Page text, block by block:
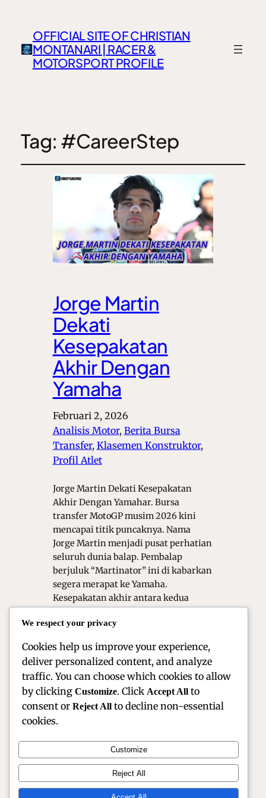
OFFICIAL SITE OF CHRISTIAN
MONTANARI | RACER &
MOTORSPORT PROFILE
Tag: #CareerStep
Jorge Martin
Dekati
Kesepakatan
Akhir Dengan
Yamaha
Februari 2, 2026
Analisis Motor, Berita Bursa
Transfer, Klasemen Konstruktor ,
Profil Atlet
Jorge Martin Dekati Kesepakatan
Akhir Dengan Yamahar. Bursa
transfer MotoGP musim 2026 kini
mencapai titik puncaknya. Nama
Jorge Martin menjadi pusat perhatian
seluruh dunia balap. Pembalap
berjuluk “Martinator” ini di kabarkan
segera merapat ke Yamaha.
Kesepakatan akhir antara kedua
ini tentu menjadi kabar besar bagi
Official Site of Christian Montanari | Racer &
Motorsport Profile
We respect your privacy
Cookies help us improve your experience,
deliver personalized content, and analyze
traffic. You can choose which cookies to allow
by clicking Customize. Click Accept All to
consent or Reject All to decline non-essential
cookies.
Customize
Reject All